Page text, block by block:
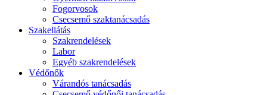
Fogorvosok
Csecsemő szaktanácsadás
Szakellátás
Szakrendelések
Labor
Egyéb szakrendelések
Védőnők
Várandós tanácsadás